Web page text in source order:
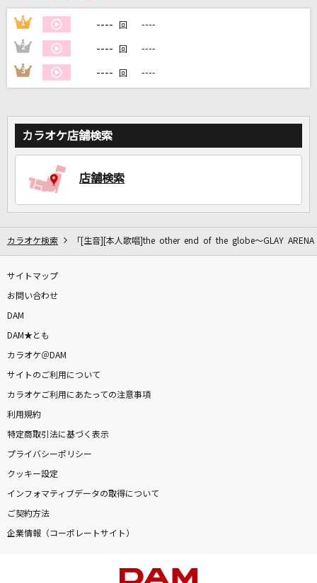
自宅でカラオケ歌い放題！
1 ---- 回 ----
2 ---- 回 ----
3 ---- 回 ----
カラオケ店舗検索
店舗検索
カラオケ検索 「[生音][本人歌唱]the other end of the globe～GLAY ARENA
サイトマップ
お問い合わせ
DAM
DAM★とも
カラオケ＠DAM
サイトのご利用について
カラオケご利用にあたっての注意事項
利用規約
特定商取引法に基づく表示
プライバシーポリシー
クッキー設定
インフォマティブデータの取得について
ご契約方法
企業情報（コーポレートサイト）